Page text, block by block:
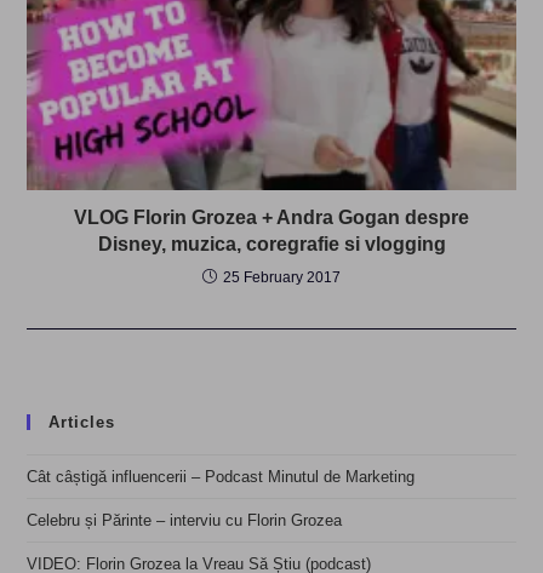
VLOG Florin Grozea + Andra Gogan despre
Disney, muzica, coregrafie si vlogging
25 February 2017
Articles
Cât câștigă influencerii – Podcast Minutul de Marketing
Celebru și Părinte – interviu cu Florin Grozea
VIDEO: Florin Grozea la Vreau Să Știu (podcast)